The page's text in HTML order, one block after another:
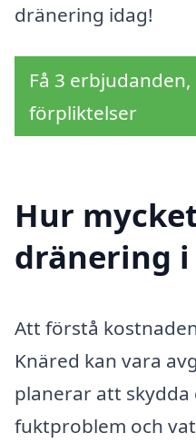
dränering idag!
Få 3
förpliktelser
Hur
dränering i
Att förstå
Knäred kan vara
planerar att
fuktproblem och